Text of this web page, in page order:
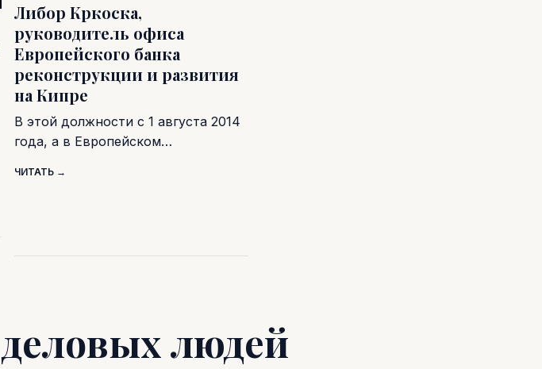
Либор Кркоска,
руководитель офиса
Европейского банка
реконструкции и развития
на Кипре
В этой должности с 1 августа 2014
года, а в Европейском…
ЧИТАТЬ →
людей